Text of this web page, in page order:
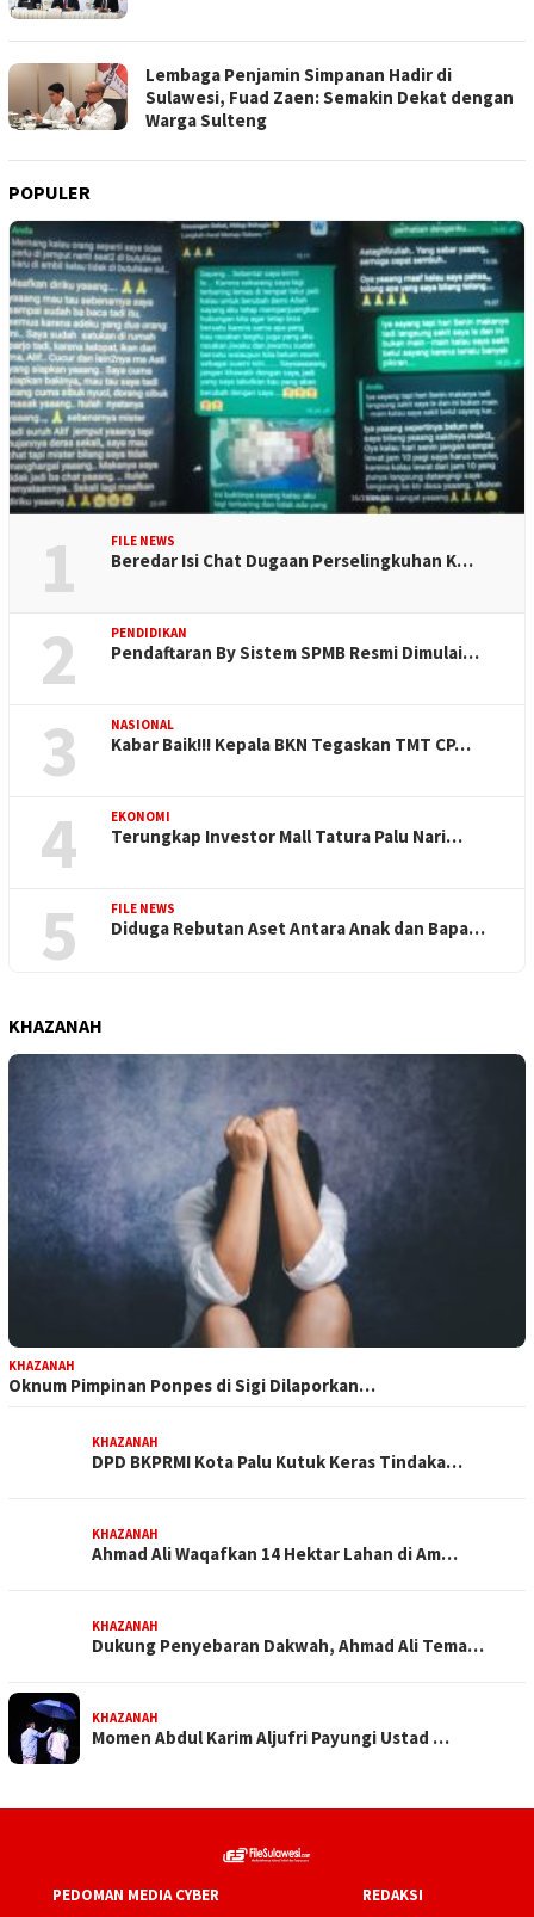
Lembaga Penjamin Simpanan Hadir di
Sulawesi, Fuad Zaen: Semakin Dekat dengan
Warga Sulteng
POPULER
1 FILE NEWS
Beredar Isi Chat Dugaan Perselingkuhan K…
2 PENDIDIKAN
Pendaftaran By Sistem SPMB Resmi Dimulai…
3 NASIONAL
Kabar Baik!!! Kepala BKN Tegaskan TMT CP…
4 EKONOMI
Terungkap Investor Mall Tatura Palu Nari…
5 FILE NEWS
Diduga Rebutan Aset Antara Anak dan Bapa…
KHAZANAH
KHAZANAH
Oknum Pimpinan Ponpes di Sigi Dilaporkan…
KHAZANAH
DPD BKPRMI Kota Palu Kutuk Keras Tindaka…
KHAZANAH
Ahmad Ali Waqafkan 14 Hektar Lahan di Am…
KHAZANAH
Dukung Penyebaran Dakwah, Ahmad Ali Tema…
KHAZANAH
Momen Abdul Karim Aljufri Payungi Ustad …
PEDOMAN MEDIA CYBER REDAKSI